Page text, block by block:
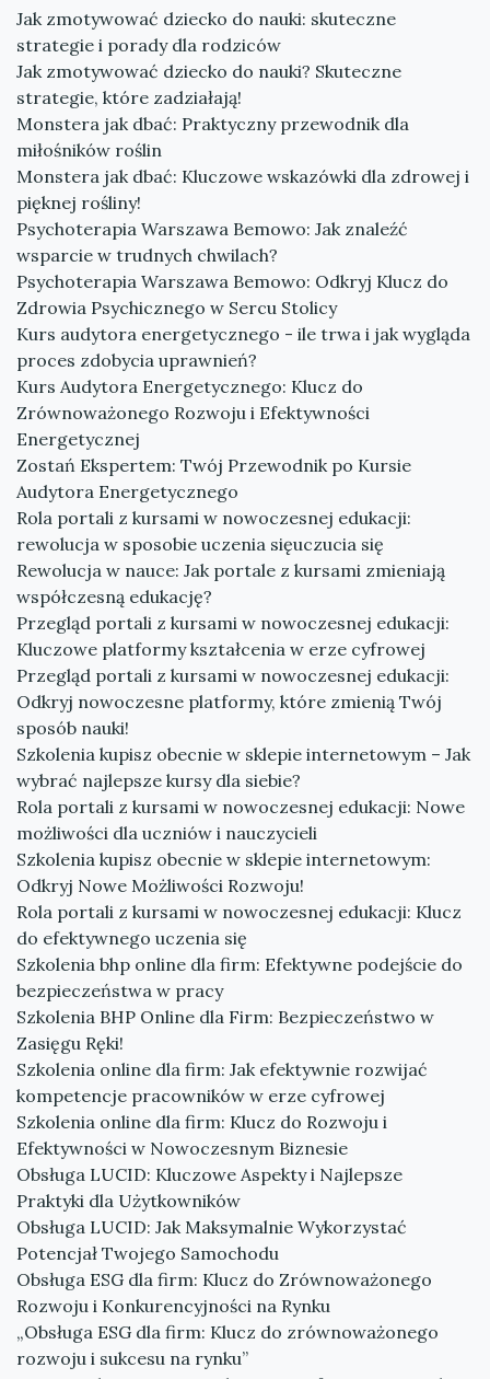
Jak zmotywować dziecko do nauki: skuteczne
strategie i porady dla rodziców
Jak zmotywować dziecko do nauki? Skuteczne
strategie, które zadziałają!
Monstera jak dbać: Praktyczny przewodnik dla
miłośników roślin
Monstera jak dbać: Kluczowe wskazówki dla zdrowej i
pięknej rośliny!
Psychoterapia Warszawa Bemowo: Jak znaleźć
wsparcie w trudnych chwilach?
Psychoterapia Warszawa Bemowo: Odkryj Klucz do
Zdrowia Psychicznego w Sercu Stolicy
Kurs audytora energetycznego - ile trwa i jak wygląda
proces zdobycia uprawnień?
Kurs Audytora Energetycznego: Klucz do
Zrównoważonego Rozwoju i Efektywności
Energetycznej
Zostań Ekspertem: Twój Przewodnik po Kursie
Audytora Energetycznego
Rola portali z kursami w nowoczesnej edukacji:
rewolucja w sposobie uczenia sięuczucia się
Rewolucja w nauce: Jak portale z kursami zmieniają
współczesną edukację?
Przegląd portali z kursami w nowoczesnej edukacji:
Kluczowe platformy kształcenia w erze cyfrowej
Przegląd portali z kursami w nowoczesnej edukacji:
Odkryj nowoczesne platformy, które zmienią Twój
sposób nauki!
Szkolenia kupisz obecnie w sklepie internetowym – Jak
wybrać najlepsze kursy dla siebie?
Rola portali z kursami w nowoczesnej edukacji: Nowe
możliwości dla uczniów i nauczycieli
Szkolenia kupisz obecnie w sklepie internetowym:
Odkryj Nowe Możliwości Rozwoju!
Rola portali z kursami w nowoczesnej edukacji: Klucz
do efektywnego uczenia się
Szkolenia bhp online dla firm: Efektywne podejście do
bezpieczeństwa w pracy
Szkolenia BHP Online dla Firm: Bezpieczeństwo w
Zasięgu Ręki!
Szkolenia online dla firm: Jak efektywnie rozwijać
kompetencje pracowników w erze cyfrowej
Szkolenia online dla firm: Klucz do Rozwoju i
Efektywności w Nowoczesnym Biznesie
Obsługa LUCID: Kluczowe Aspekty i Najlepsze
Praktyki dla Użytkowników
Obsługa LUCID: Jak Maksymalnie Wykorzystać
Potencjał Twojego Samochodu
Obsługa ESG dla firm: Klucz do Zrównoważonego
Rozwoju i Konkurencyjności na Rynku
„Obsługa ESG dla firm: Klucz do zrównoważonego
rozwoju i sukcesu na rynku”